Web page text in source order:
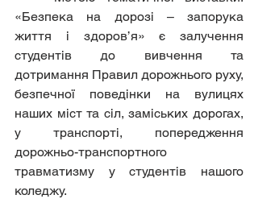
«Безпека на дорозі – запорука
життя і здоров’я» є залучення
студентів до вивчення та
дотримання Правил дорожнього руху,
безпечної поведінки на вулицях
наших міст та сіл, заміських дорогах,
у транспорті, попередження
дорожньо-транспортного
травматизму у студентів нашого
коледжу.